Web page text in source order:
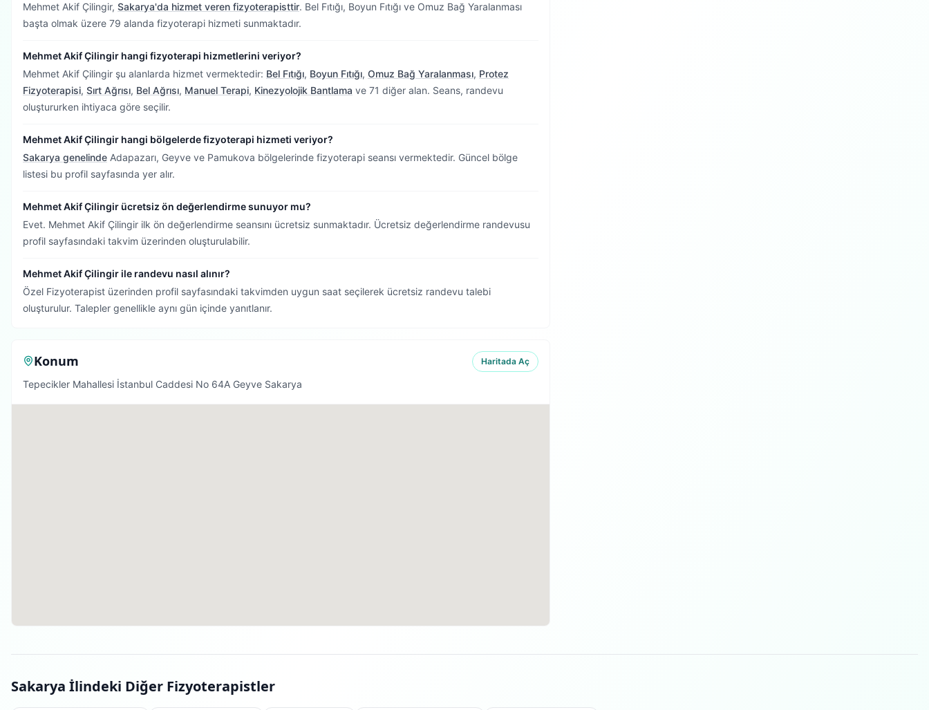
Mehmet Akif Çilingir, Sakarya'da hizmet veren fizyoterapisttir. Bel Fıtığı, Boyun Fıtığı ve Omuz Bağ Yaralanması
başta olmak üzere 79 alanda fizyoterapi hizmeti sunmaktadır.
Mehmet Akif Çilingir hangi fizyoterapi hizmetlerini veriyor?
Mehmet Akif Çilingir şu alanlarda hizmet vermektedir: Bel Fıtığı, Boyun Fıtığı, Omuz Bağ Yaralanması, Protez
Fizyoterapisi, Sırt Ağrısı, Bel Ağrısı, Manuel Terapi, Kinezyolojik Bantlama ve 71 diğer alan. Seans, randevu
oluştururken ihtiyaca göre seçilir.
Mehmet Akif Çilingir hangi bölgelerde fizyoterapi hizmeti veriyor?
Sakarya genelinde Adapazarı, Geyve ve Pamukova bölgelerinde fizyoterapi seansı vermektedir. Güncel bölge
listesi bu profil sayfasında yer alır.
Mehmet Akif Çilingir ücretsiz ön değerlendirme sunuyor mu?
Evet. Mehmet Akif Çilingir ilk ön değerlendirme seansını ücretsiz sunmaktadır. Ücretsiz değerlendirme randevusu
profil sayfasındaki takvim üzerinden oluşturulabilir.
Mehmet Akif Çilingir ile randevu nasıl alınır?
Özel Fizyoterapist üzerinden profil sayfasındaki takvimden uygun saat seçilerek ücretsiz randevu talebi
oluşturulur. Talepler genellikle aynı gün içinde yanıtlanır.
Konum
Tepecikler Mahallesi İstanbul Caddesi No 64A Geyve Sakarya
Haritada Aç
Sakarya İlindeki Diğer Fizyoterapistler